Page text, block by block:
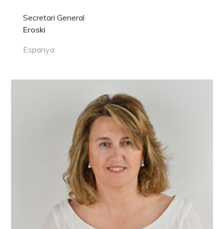
Secretari General
Eroski
Espanya